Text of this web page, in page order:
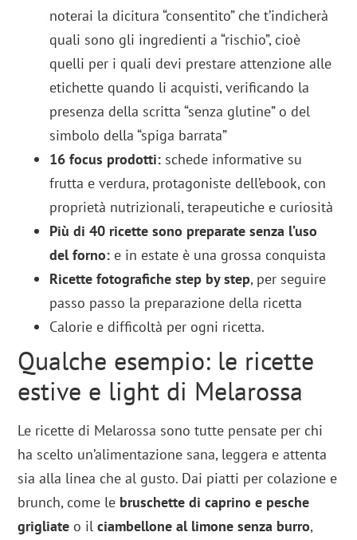
noterai la dicitura “consentito” che t’indicherà
quali sono gli ingredienti a “rischio”, cioè
quelli per i quali devi prestare attenzione alle
etichette quando li acquisti, verificando la
presenza della scritta “senza glutine” o del
simbolo della “spiga barrata”
16 focus prodotti: schede informative su
frutta e verdura, protagoniste dell’ebook, con
proprietà nutrizionali, terapeutiche e curiosità
Più di 40 ricette sono preparate senza l’uso
del forno: e in estate è una grossa conquista
Ricette fotografiche step by step, per seguire
passo passo la preparazione della ricetta
Calorie e difficoltà per ogni ricetta.
Qualche esempio: le ricette
estive e light di Melarossa
Le ricette di Melarossa sono tutte pensate per chi
ha scelto un’alimentazione sana, leggera e attenta
sia alla linea che al gusto. Dai piatti per colazione e
brunch, come le bruschette di caprino e pesche
grigliate o ilciambellone al limone senza burro,